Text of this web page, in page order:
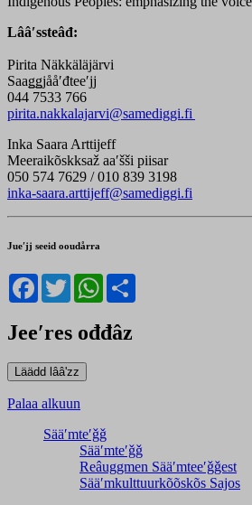
Lââʹssteâđ:
Pirita Näkkäläjärvi
Saaǥǥjååʹđteeʹjj
044 7533 766
pirita.nakkalajarvi@samediggi.fi
Inka Saara Arttijeff
Meeraikõskksaž aaʹšši piisar
050 574 7629 / 010 839 3198
inka-saara.arttijeff@samediggi.fi
Jueʹjj seeid ooudårra
Facebook
TwitterWhatsApp
Jeeʹres ođđâz
Palaa alkuun
Sääʹmteʹǧǧ
Sääʹmteʹǧǧ
Reâuggmen Sääʹmteeʹǧǧest
Sääʹmkulttuurkõõskõs Sajos